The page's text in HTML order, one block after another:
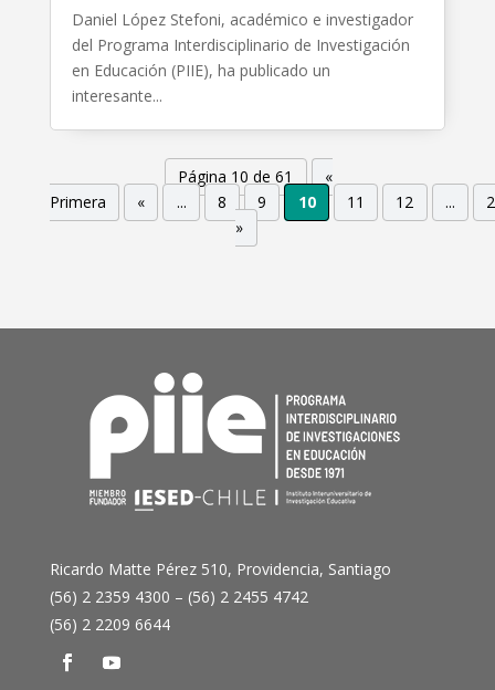
Daniel López Stefoni, académico e investigador
del Programa Interdisciplinario de Investigación
en Educación (PIIE), ha publicado un
interesante...
Página 10 de 61
«
Primera
« ... 8 9 10 11 12 ...
»
Ricardo Matte Pérez 510, Providencia, Santiago
(56) 2 2359 4300 – (56) 2 2455 4742
(56) 2 2209 6644